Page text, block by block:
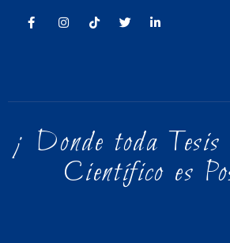
¡ Donde toda
Científico es